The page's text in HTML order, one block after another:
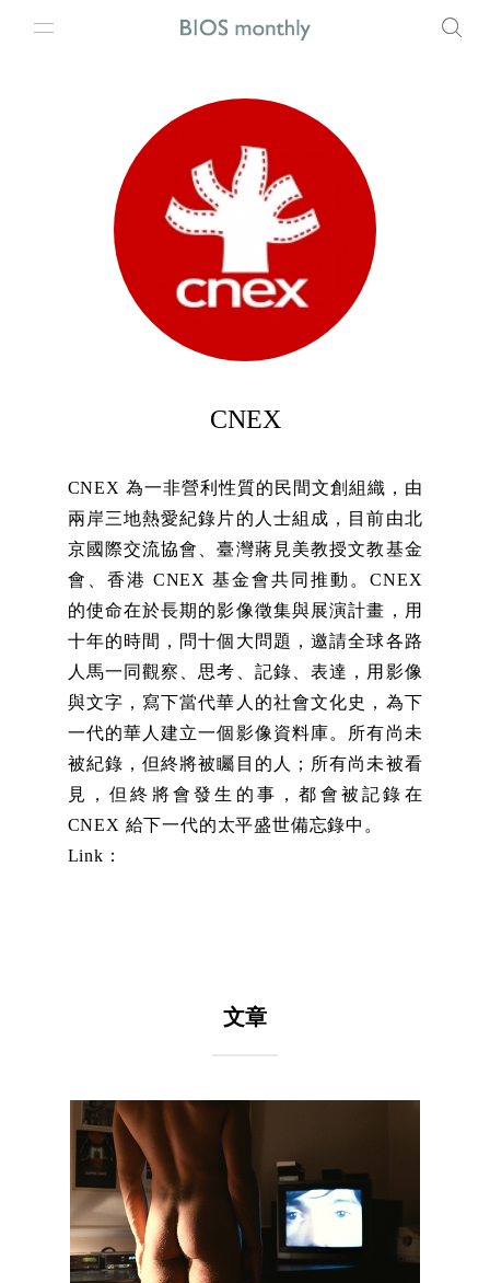
CNEX
CNEX 為一非營利性質的民間文創組織，由
兩岸三地熱愛紀錄片的人士組成，目前由北
京國際交流協會、臺灣蔣見美教授文教基金
會、香港 CNEX 基金會共同推動。CNEX
的使命在於長期的影像徵集與展演計畫，用
十年的時間，問十個大問題，邀請全球各路
人馬一同觀察、思考、記錄、表達，用影像
與文字，寫下當代華人的社會文化史，為下
一代的華人建立一個影像資料庫。所有尚未
被紀錄，但終將被矚目的人；所有尚未被看
見，但終將會發生的事，都會被記錄在
CNEX 給下一代的太平盛世備忘錄中。
Link：
文章